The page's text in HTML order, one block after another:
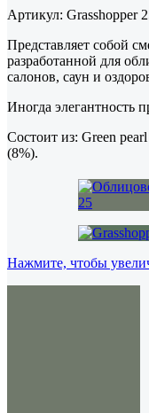
Артикул: Grasshopper
Представляет собой
разработанной для
салонов, саун и
Иногда элегантность
Состоит из: Green
(8%).
Нажмите, чтобы